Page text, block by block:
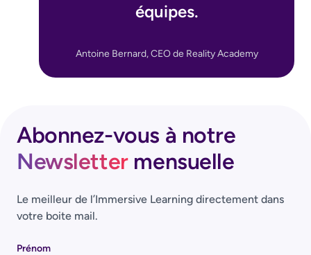
équipes.
Antoine Bernard, CEO de Reality Academy
Abonnez-vous à notre
Newslettermensuelle
Le meilleur de l’Immersive Learning directement dans
votre boite mail.
Prénom